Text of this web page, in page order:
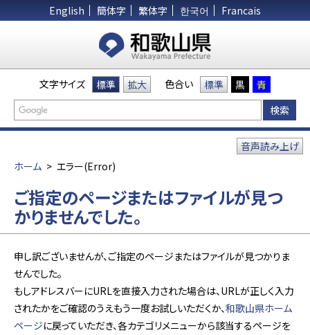
English 簡体字 繁体字 한국어 Francais
文字サイズ 標準 拡大 色合い 標準 黒 青
ホーム > エラー(Error)
音声読み上げ
ご指定のページまたはファイルが見つ
かりませんでした。
申し訳ございませんが、ご指定のページまたはファイルが見つかりま
せんでした。
もしアドレスバーにURLを直接入力された場合は、URLが正しく入力
されたかをご確認のうえもう一度お試しいただくか、和歌山県ホーム
ページに戻っていただき、各カテゴリメニューから該当するページを